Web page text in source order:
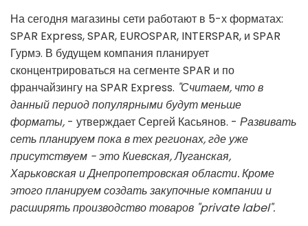
На сегодня магазины сети работают в 5-х форматах:
SPAR Express, SPAR, EUROSPAR, INTERSPAR, и SPAR
Гурмэ. В будущем компания планирует
сконцентрироваться на сегменте SPAR и по
франчайзингу на SPAR Express. "Считаем, что в
данный период популярными будут меньше
форматы, - утверждает Сергей Касьянов. - Развивать
сеть планируем пока в тех регионах, где уже
присутствуем - это Киевская, Луганская,
Харьковская и Днепропетровская области. Кроме
этого планируем создать закупочные компании и
расширять производство товаров "private label".